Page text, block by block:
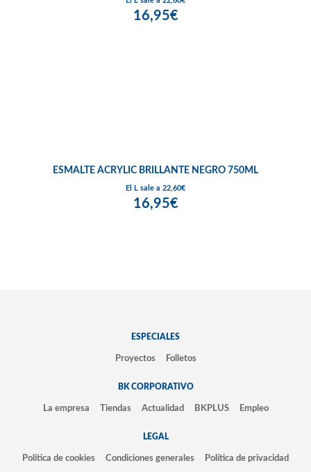
16,95€
ESMALTE ACRYLIC BRILLANTE NEGRO 750ML
El L sale a 22,60€
16,95€
ESPECIALES
Proyectos Folletos
BK CORPORATIVO
La empresa Tiendas Actualidad BKPLUS Empleo
LEGAL
Política de cookies Condiciones generales Política de privacidad